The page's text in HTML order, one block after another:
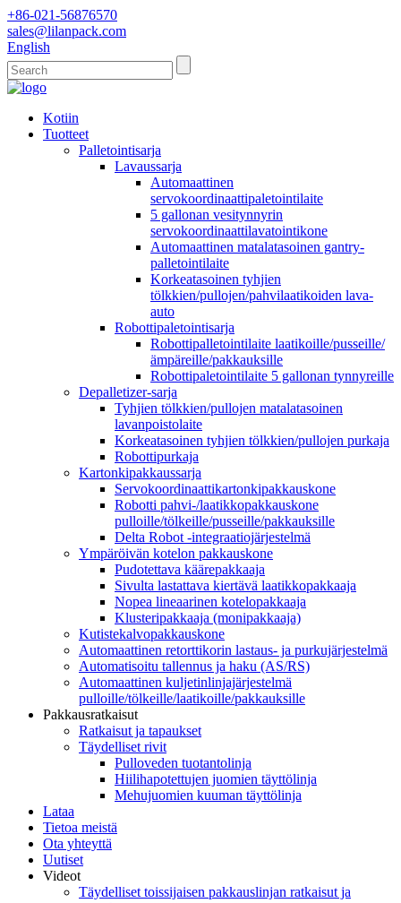
+86-021-56876570
sales@lilanpack.com
English
Kotiin
Tuotteet
Palletointisarja
Lavaussarja
Automaattinen
servokoordinaattipaletointilaite
5 gallonan vesitynnyrin
servokoordinaattilavatointikone
Automaattinen matalatasoinen gantry-
palletointilaite
Korkeatasoinen tyhjien
tölkkien/pullojen/pahvilaatikoiden lava-
auto
Robottipaletointisarja
Robottipalletointilaite laatikoille/pusseille/
ämpäreille/pakkauksille
Robottipaletointilaite 5 gallonan tynnyreille
Depalletizer-sarja
Tyhjien tölkkien/pullojen matalatasoinen
lavanpoistolaite
Korkeatasoinen tyhjien tölkkien/pullojen purkaja
Robottipurkaja
Kartonkipakkaussarja
Servokoordinaattikartonkipakkauskone
Robotti pahvi-/laatikkopakkauskone
pulloille/tölkeille/pusseille/pakkauksille
Delta Robot -integraatiojärjestelmä
Ympäröivän kotelon pakkauskone
Pudotettava käärepakkaaja
Sivulta lastattava kiertävä laatikkopakkaaja
Nopea lineaarinen kotelopakkaaja
Klusteripakkaaja (monipakkaaja)
Kutistekalvopakkauskone
Automaattinen retorttikorin lastaus- ja purkujärjestelmä
Automatisoitu tallennus ja haku (AS/RS)
Automaattinen kuljetinlinjajärjestelmä
pulloille/tölkeille/laatikoille/pakkauksille
Pakkausratkaisut
Ratkaisut ja tapaukset
Täydelliset rivit
Pulloveden tuotantolinja
Hiilihapotettujen juomien täyttölinja
Mehujuomien kuuman täyttölinja
Lataa
Tietoa meistä
Ota yhteyttä
Uutiset
Videot
Täydelliset toissijaisen pakkauslinjan ratkaisut ja